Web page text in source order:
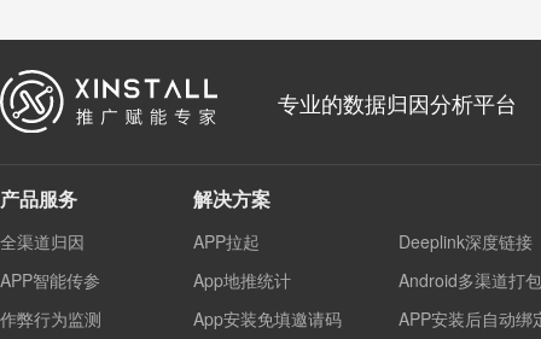
专业的数据归因分析平台
产品服务
全渠道归因
APP智能传参
作弊行为监测
解决方案
APP拉起
Deeplink深度链接
App地推统计
Android多渠道打包
App安装免填邀请码
APP安装后自动绑